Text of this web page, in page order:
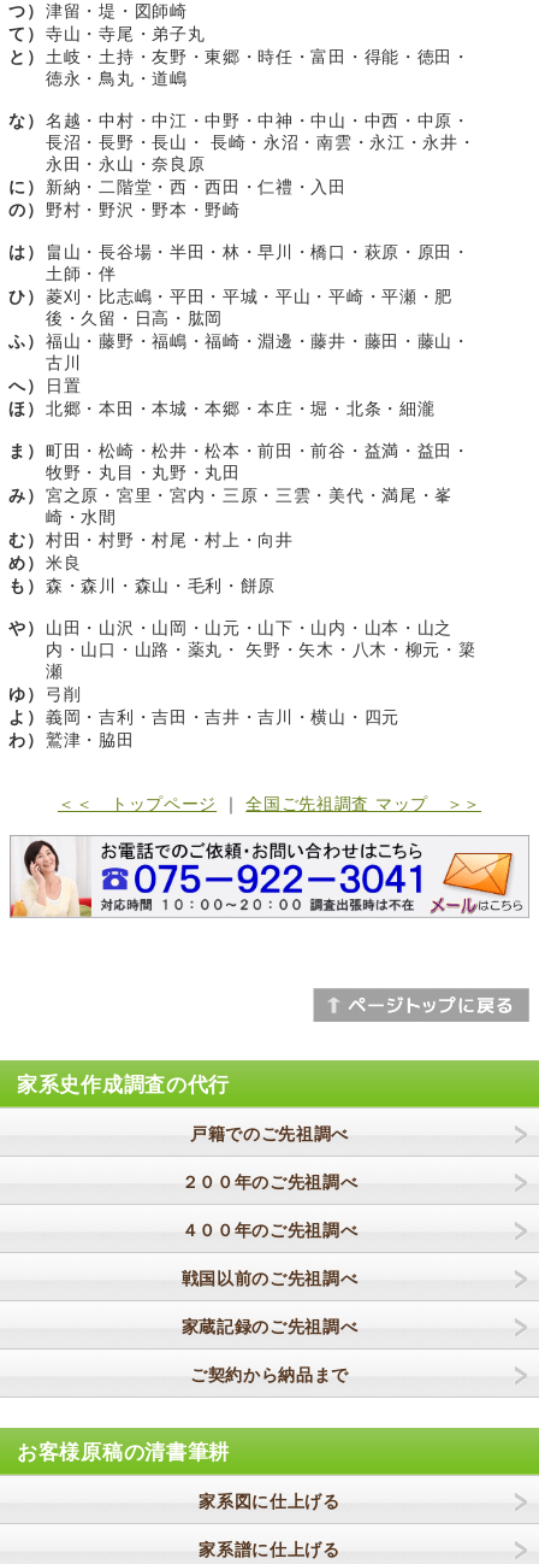
つ） 津留・堤・図師崎
て） 寺山・寺尾・弟子丸
と）
土岐・土持・友野・東郷・時任・富田・得能・徳田・
徳永・鳥丸・道嶋
な） 名越・中村・中江・中野・中神・中山・中西・中原・
長沼・長野・長山・ 長崎・永沼・南雲・永江・永井・
永田・永山・奈良原
に）
新納・二階堂・西・西田・仁禮・入田
の）
野村・野沢・野本・野崎
は）
畠山・長谷場・半田・林・早川・橋口・萩原・原田・
土師・伴
ひ） 菱刈・比志嶋・平田・平城・平山・平崎・平瀬・肥
後・久留・日高・肱岡
ふ） 福山・藤野・福嶋・福崎・淵邊・藤井・藤田・藤山・
古川
へ）
日置
ほ） 北郷・本田・本城・本郷・本庄・堀・北条・細瀧
ま） 町田・松崎・松井・松本・前田・前谷・益満・益田・
牧野・丸目・丸野・丸田
み） 宮之原・宮里・宮内・三原・三雲・美代・満尾・峯
崎・水間
む） 村田・村野・村尾・村上・向井
め） 米良
も） 森・森川・森山・毛利・餅原
や）
山田・山沢・山岡・山元・山下・山内・山本・山之
内・山口・山路・薬丸・ 矢野・矢木・八木・柳元・簗
瀬
ゆ）
弓削
よ） 義岡・吉利・吉田・吉井・吉川・横山・四元
わ） 鷲津・脇田
＜＜ トップページ ｜全国ご先祖調査 マップ ＞＞
家系史作成調査の代行
戸籍でのご先祖調べ
２００年のご先祖調べ
４００年のご先祖調べ
戦国以前のご先祖調べ
家蔵記録のご先祖調べ
ご契約から納品まで
お客様原稿の清書筆耕
家系図に仕上げる
家系譜に仕上げる